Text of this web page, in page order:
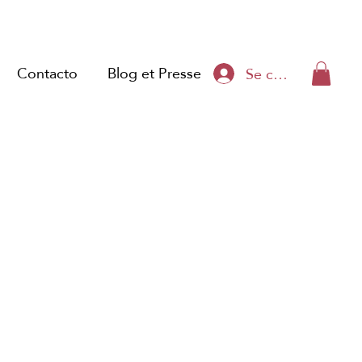
Contacto Blog et Presse Se connecter